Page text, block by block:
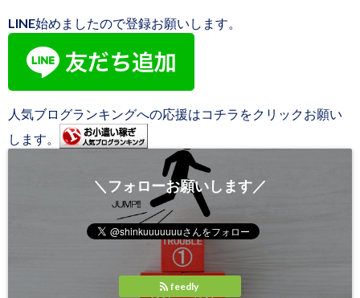
LINE始めましたので登録お願いします。
人気ブログランキングへの応援はコチラをクリックお願い
します。
＼フォローお願いします／
feedly